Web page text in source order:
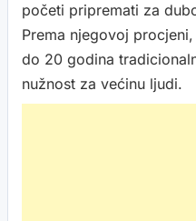
početi pripremati za
Prema njegovoj
do 20 godina
nužnost za većinu ljudi.